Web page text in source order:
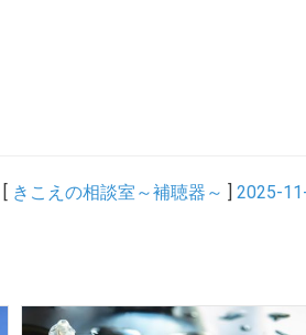
[ きこえの相談室～補聴器～ ] 2025-